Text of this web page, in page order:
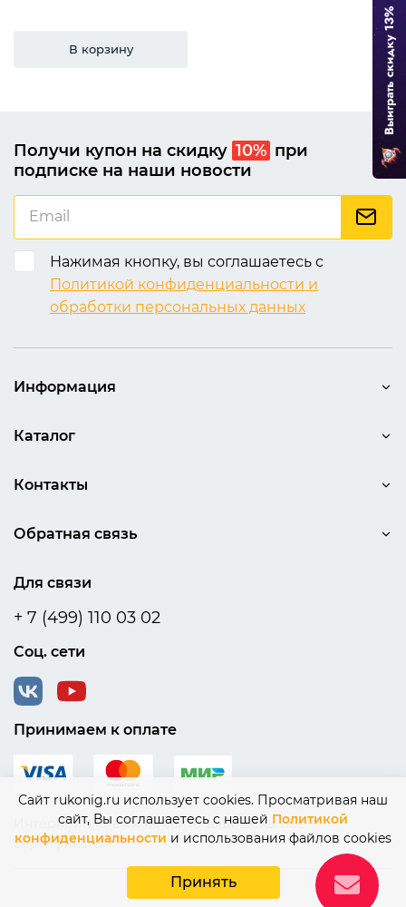
В корзину
Получи купон на скидку 10% при
подписке на наши новости
Нажимая кнопку, вы соглашаетесь с
Политикой конфиденциальности и
обработки персональных данных
Информация
Каталог
Контакты
Для связи
+ 7 (499) 110 03 02
Соц. сети
Обратная связь
Принимаем к оплате
Интернет платежи на сайте защищены SSL
сертификатом
© 2015-2026 Rukonig
Сайт rukonig.ru использует cookies. Просматривая наш
сайт, Вы соглашаетесь с нашей Политикой
конфиденциальности и использования файлов cookies
Принять